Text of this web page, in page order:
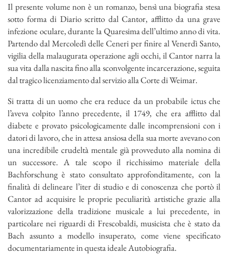
Il presente volume non è un romanzo, bensì una biografia stesa
sotto forma di Diario scritto dal Cantor, afflitto da una grave
infezione oculare, durante la Quaresima dell’ultimo anno di vita.
Partendo dal Mercoledì delle Ceneri per finire al Venerdì Santo,
vigilia della malaugurata operazione agli occhi, il Cantor narra la
sua vita dalla nascita fino alla sconvolgente incarcerazione, seguita
dal tragico licenziamento dal servizio alla Corte di Weimar.
Si tratta di un uomo che era reduce da un probabile ictus che
l’aveva colpito l’anno precedente, il 1749, che era afflitto dal
diabete e provato psicologicamente dalle incomprensioni con i
datori di lavoro, che in attesa ansiosa della sua morte avevano con
una incredibile crudeltà mentale già provveduto alla nomina di
un successore. A tale scopo il ricchissimo materiale della
Bachforschung è stato consultato approfonditamente, con la
finalità di delineare l’iter di studio e di conoscenza che portò il
Cantor ad acquisire le proprie peculiarità artistiche grazie alla
valorizzazione della tradizione musicale a lui precedente, in
particolare nei riguardi di Frescobaldi, musicista che è stato da
Bach assunto a modello insuperato, come viene specificato
documentariamente in questa ideale Autobiografia.